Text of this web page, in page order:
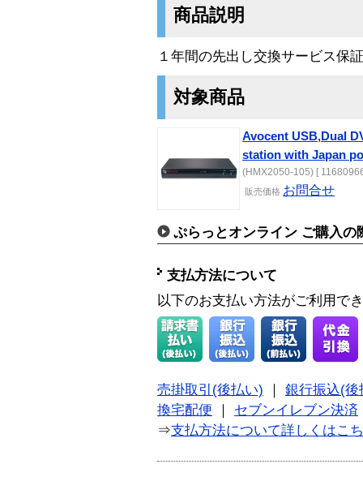
商品説明
１年間の先出し交換サービス保証
対象商品
Avocent USB,Dual
station with Japan
(HMX2050-105) [
販売価格 お問合せ
ぷらっとオンライン ご購入の
支払方法について
以下のお支払い方法がご利用で
売掛取引(後払い)
銀行振込(後
換宅配便
セブンイレブン決済
⇒支払方法について詳しくはこ